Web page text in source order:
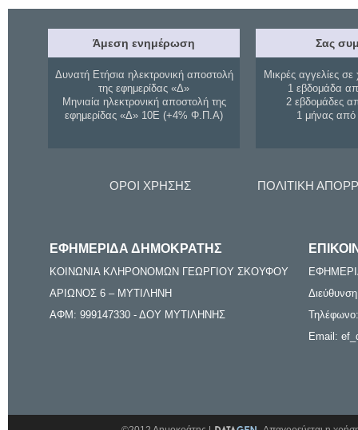
Άμεση ενημέρωση
Δυνατή Ετήσια ηλεκτρονική αποστολή
της εφημερίδας «Δ»
Μηνιαία ηλεκτρονική αποστολή της
εφημερίδας «Δ» 10Ε (+4% Φ.Π.Α)
Σας
Μικρές αγγελίες σε
1 εβδομάδα
2 εβδομάδες
1 μήνας
ΟΡΟΙ ΧΡΗΣΗΣ ΠΟΛΙΤΙΚΗ
ΕΦΗΜΕΡΙΔΑ ΔΗΜΟΚΡΑΤΗΣ
ΚΟΙΝΩΝΙΑ ΚΛΗΡΟΝΟΜΩΝ ΓΕΩΡΓΙΟΥ ΣΚΟΥΦΟΥ
ΑΡΙΩΝΟΣ 6 – ΜΥΤΙΛΗΝΗ
ΑΦΜ: 999147330 - ΔΟΥ ΜΥΤΙΛΗΝΗΣ
Email: